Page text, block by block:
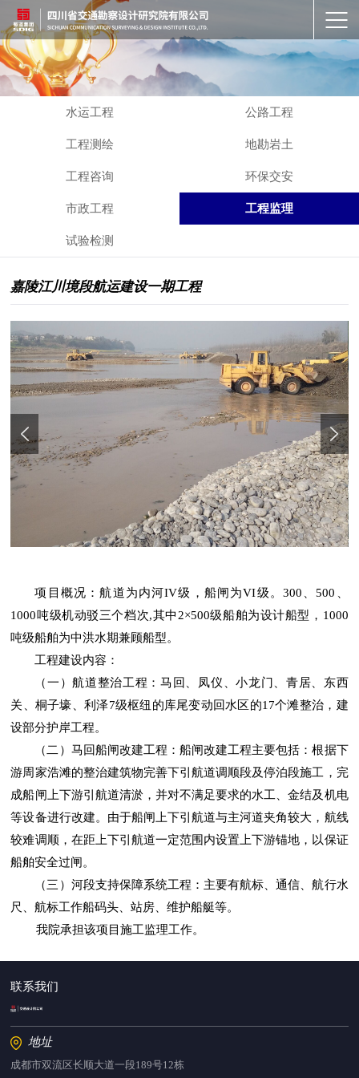
水运工程 公路工程
工程测绘 地勘岩土
工程咨询 环保交安
市政工程 工程监理
试验检测
嘉陵江川境段航运建设一期工程
项目概况：航道为内河IV级，船闸为VI级。300、500、
1000吨级机动驳三个档次,其中2×500级船舶为设计船型，1000
吨级船舶为中洪水期兼顾船型。
工程建设内容：
（一）航道整治工程：马回、凤仪、小龙门、青居、东西
关、桐子壕、利泽7级枢纽的库尾变动回水区的17个滩整治，建
设部分护岸工程。
（二）马回船闸改建工程：船闸改建工程主要包括：根据下
游周家浩滩的整治建筑物完善下引航道调顺段及停泊段施工，完
成船闸上下游引航道清淤，并对不满足要求的水工、金结及机电
等设备进行改建。由于船闸上下引航道与主河道夹角较大，航线
较难调顺，在距上下引航道一定范围内设置上下游锚地，以保证
船舶安全过闸。
（三）河段支持保障系统工程：主要有航标、通信、航行水
尺、航标工作船码头、站房、维护船艇等。
我院承担该项目施工监理工作。
联系我们
地址
成都市双流区长顺大道一段189号12栋